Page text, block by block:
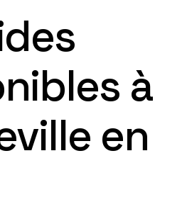
à
en